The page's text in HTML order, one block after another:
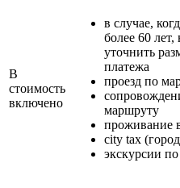
В
стоимость
включено
в случае,
более 60
уточнить
платежа
проезд по
маршруту
проживание
сity tax
экскурсии